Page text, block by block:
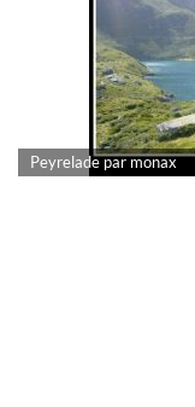
Peyrelade par monax